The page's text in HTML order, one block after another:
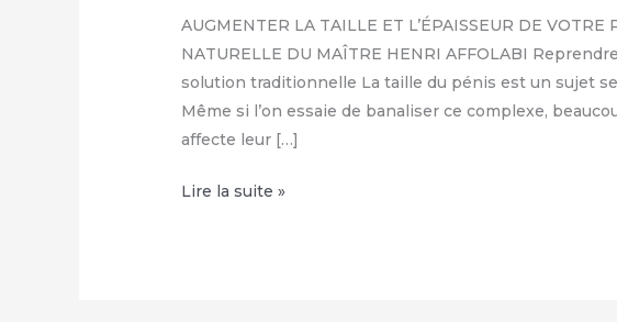
AUGMENTER LA TAILLE ET L’ÉPAISSEUR DE VOTRE
NATURELLE DU MAÎTRE HENRI AFFOLABI
solution traditionnelle La taille du pénis est un sujet
Même si l’on essaie de banaliser ce complexe,
affecte leur […]
COMMENT
Lire la suite »